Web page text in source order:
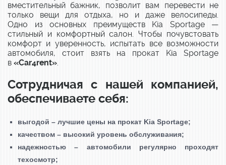
вместительный бажник, позволит вам перевести не
только вещи для отдыха, но и даже велосипеды.
Одно из основных преимуществ Kia Sportage —
стильный и комфортный салон. Чтобы почувстовать
комфорт и уверенность, испытать все возможности
автомобиля, стоит взять на прокат Kia Sportage
в«Car4rent».
Сотрудничая с нашей компанией,
обеспечиваете себя:
выгодой – лучшие цены на прокат Kia Sportage;
качеством – высокий уровень обслуживания;
надежностью – автомобили регулярно проходят
техосмотр;